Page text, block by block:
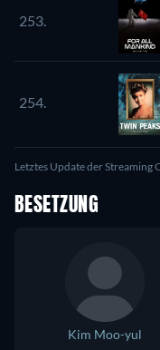
253.
254.
Letztes Update der Streaming
BESETZUNG
Kim Moo-yul